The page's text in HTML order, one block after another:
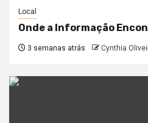
Local
Onde a Informação
3 semanas atrás Cynthia